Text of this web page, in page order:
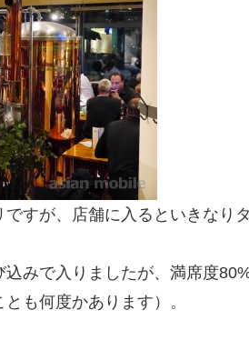
すが、店舗に入るといきなり
みで入りましたが、満席度
も何度かあります）。